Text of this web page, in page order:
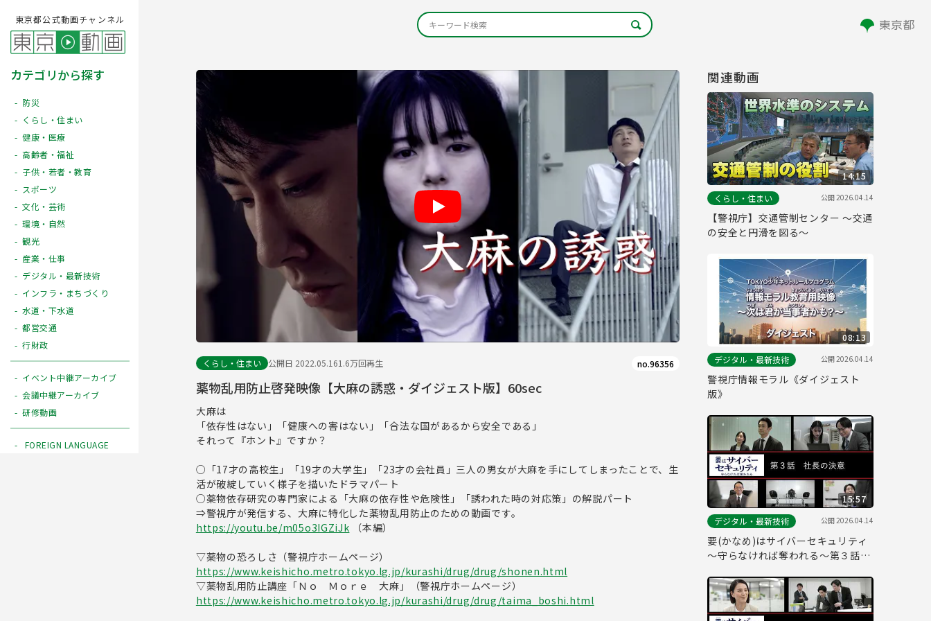
東京都公式動画チャンネル
カテゴリから探す
防災
くらし・住まい
健康・医療
高齢者・福祉
子供・若者・教育
スポーツ
文化・芸術
環境・自然
観光
産業・仕事
デジタル・最新技術
インフラ・まちづくり
水道・下水道
都営交通
行財政
イベント中継アーカイブ
会議中継アーカイブ
研修動画
FOREIGN LANGUAGE
くらし・住まい 公開日 2022.05.161.6万回再生 no.96356
薬物乱用防止啓発映像【大麻の誘惑・ダイジェスト版】60sec
大麻は
「依存性はない」「健康への害はない」「合法な国があるから安全である」
それって『ホント』ですか？
○「17才の高校生」「19才の大学生」「23才の会社員」三人の男女が大麻を手にしてしまったことで、生
活が破綻していく様子を描いたドラマパート
○薬物依存研究の専門家による「大麻の依存性や危険性」「誘われた時の対応策」の解説パート
⇒警視庁が発信する、大麻に特化した薬物乱用防止のための動画です。
https://youtu.be/m05o3IGZiJk （本編）
▽薬物の恐ろしさ（警視庁ホームページ）
https://www.keishicho.metro.tokyo.lg.jp/kurashi/drug/drug/shonen.html
▽薬物乱用防止講座「Ｎｏ Ｍｏｒｅ 大麻」（警視庁ホームページ）
https://www.keishicho.metro.tokyo.lg.jp/kurashi/drug/drug/taima_boshi.html
関連動画
14:15
くらし・住まい
公開2026.04.14
【警視庁】交通管制センター ～交通
の安全と円滑を図る～
08:13
デジタル・最新技術
公開2026.04.14
警視庁情報モラル《ダイジェスト
版》
15:57
デジタル・最新技術
公開2026.04.14
要(かなめ)はサイバーセキュリティ
～守らなければ奪われる～第３話